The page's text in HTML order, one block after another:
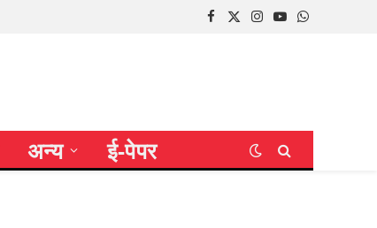
Facebook
X
Instagram
YouTubeWhatsApp
अन्य ई-पेपर